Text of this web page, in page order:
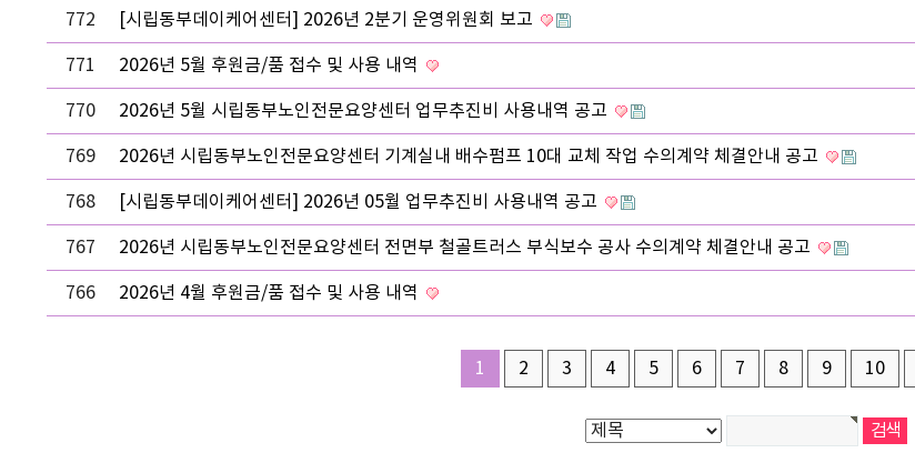
772 [시립동부데이케어센터] 2026년 2분기 운영위원회 보고
771 2026년 5월 후원금/품 접수 및 사용 내역
770 2026년 5월 시립동부노인전문요양센터 업무추진비 사용내역 공고
769 2026년 시립동부노인전문요양센터 기계실내 배수펌프 10대 교체 작업 수의계약 체결안내 공고
768 [시립동부데이케어센터] 2026년 05월 업무추진비 사용내역 공고
767 2026년 시립동부노인전문요양센터 전면부 철골트러스 부식보수 공사 수의계약 체결안내 공고
766 2026년 4월 후원금/품 접수 및 사용 내역
1 2 3 4 5 6 7 8 9 10